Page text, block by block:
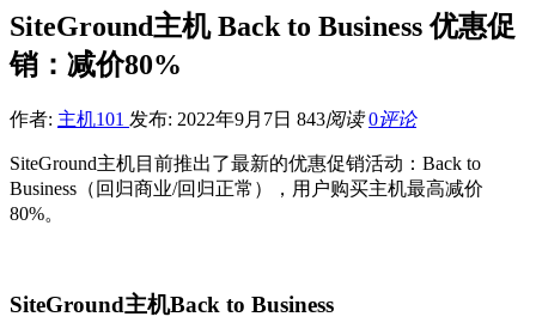
SiteGround主机 Back to Business 优惠促
销：减价80%
作者: 主机101 发布: 2022年9月7日 843阅读 0评论
SiteGround主机目前推出了最新的优惠促销活动：Back to
Business（回归商业/回归正常），用户购买主机最高减价
80%。
SiteGround主机Back to Business